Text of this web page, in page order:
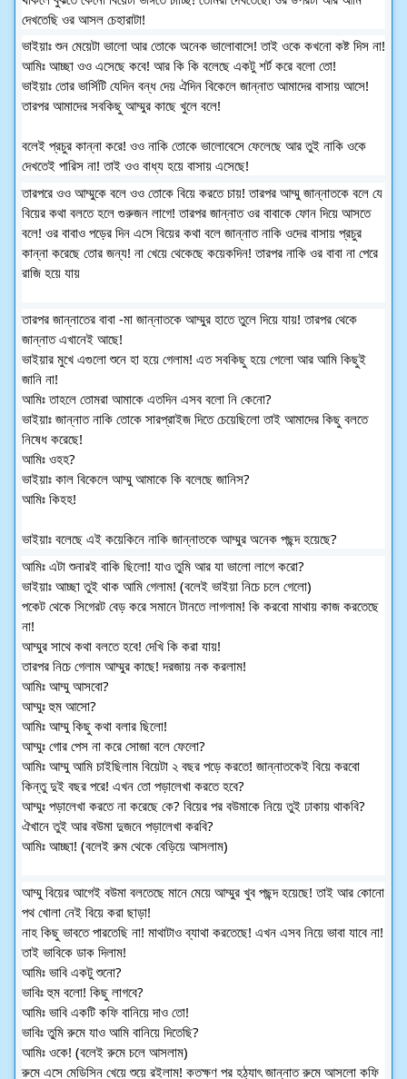
দেখতেছি ওর আসল চেহারাটা!
ভাইয়াঃ শুন মেয়েটা ভালো আর তোকে অনেক ভালোবাসে! তাই ওকে কখনো কষ্ট দিস না!
আমিঃ আচ্ছা ওও এসেছে কবে! আর কি কি বলেছে একটু শর্ট করে বলো তো!
ভাইয়াঃ তোর ভার্সিটি যেদিন বন্ধ দেয় ঐদিন বিকেলে জান্নাত আমাদের বাসায় আসে!
তারপর আমাদের সবকিছু আম্মুর কাছে খুলে বলে!
বলেই প্রচুর কান্না করে! ওও নাকি তোকে ভালোবেসে ফেলেছে আর তুই নাকি ওকে
দেখতেই পারিস না! তাই ওও বাধ্য হয়ে বাসায় এসেছে!
তারপরে ওও আম্মুকে বলে ওও তোকে বিয়ে করতে চায়! তারপর আম্মু জান্নাতকে বলে যে
বিয়ের কথা বলতে হলে গুরুজন লাগে! তারপর জান্নাত ওর বাবাকে ফোন দিয়ে আসতে
বলে! ওর বাবাও পড়ের দিন এসে বিয়ের কথা বলে জান্নাত নাকি ওদের বাসায় প্রচুর
কান্না করেছে তোর জন্য! না খেয়ে থেকেছে কয়েকদিন! তারপর নাকি ওর বাবা না পেরে
রাজি হয়ে যায়
তারপর জান্নাতের বাবা -মা জান্নাতকে আম্মুর হাতে তুলে দিয়ে যায়! তারপর থেকে
জান্নাত এখানেই আছে!
ভাইয়ার মুখে এগুলো শুনে হা হয়ে গেলাম! এত সবকিছু হয়ে গেলো আর আমি কিছুই
জানি না!
আমিঃ তাহলে তোমরা আমাকে এতদিন এসব বলো নি কেনো?
ভাইয়াঃ জান্নাত নাকি তোকে সারপ্রাইজ দিতে চেয়েছিলো তাই আমাদের কিছু বলতে
নিষেধ করেছে!
আমিঃ ওহহ?
ভাইয়াঃ কাল বিকেলে আম্মু আমাকে কি বলেছে জানিস?
আমিঃ কিহহ!
ভাইয়াঃ বলেছে এই কয়েকিনে নাকি জান্নাতকে আম্মুর অনেক পছন্দ হয়েছে?
আমিঃ এটা শুনারই বাকি ছিলো! যাও তুমি আর যা ভালো লাগে করো?
ভাইয়াঃ আচ্ছা তুই থাক আমি গেলাম! (বলেই ভাইয়া নিচে চলে গেলো)
পকেট থেকে সিগেরট বেড় করে সমানে টানতে লাগলাম! কি করবো মাথায় কাজ করতেছে
না!
আম্মুর সাথে কথা বলতে হবে! দেখি কি করা যায়!
তারপর নিচে গেলাম আম্মুর কাছে! দরজায় নক করলাম!
আমিঃ আম্মু আসবো?
আম্মুঃ হুম আসো?
আমিঃ আম্মু কিছু কথা বলার ছিলো!
আম্মুঃ গোর পেস না করে সোজা বলে ফেলো?
আমিঃ আম্মু আমি চাইছিলাম বিয়েটা ২ বছর পড়ে করতে! জান্নাতকেই বিয়ে করবো
কিন্তু দুই বছর পরে! এখন তো পড়ালেখা করতে হবে?
আম্মুঃ পড়ালেখা করতে না করেছে কে? বিয়ের পর বউমাকে নিয়ে তুই ঢাকায় থাকবি?
ঐখানে তুই আর বউমা দুজনে পড়ালেখা করবি?
আমিঃ আচ্ছা! (বলেই রুম থেকে বেড়িয়ে আসলাম)
আম্মু বিয়ের আগেই বউমা বলতেছে মানে মেয়ে আম্মুর খুব পছন্দ হয়েছে! তাই আর কোনো
পথ খোলা নেই বিয়ে করা ছাড়া!
নাহ কিছু ভাবতে পারতেছি না! মাথাটাও ব্যাথা করতেছে! এখন এসব নিয়ে ভাবা যাবে না!
তাই ভাবিকে ডাক দিলাম!
আমিঃ ভাবি একটু শুনো?
ভাবিঃ হুম বলো! কিছু লাগবে?
আমিঃ ভাবি একটি কফি বানিয়ে দাও তো!
ভাবিঃ তুমি রুমে যাও আমি বানিয়ে দিতেছি?
আমিঃ ওকে! (বলেই রুমে চলে আসলাম)
রুমে এসে মেডিসিন খেয়ে শুয়ে রইলাম! কতক্ষণ পর হঠ্যাৎ জান্নাত রুমে আসলো কফি